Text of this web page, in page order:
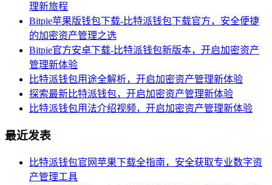
理新旅程
Bitpie苹果版钱包下载-比特派钱包下载官方，安全便捷
的加密资产管理之选
Bitpie官方安卓下载-比特派钱包新版本，开启加密资产
管理新体验
比特派钱包用途全解析，开启加密资产管理新体验
探索最新比特派钱包，开启加密资产管理新体验
比特派钱包用法介绍视频，开启加密资产管理新体验
最近发表
比特派钱包官网苹果下载全指南，安全获取专业数字资
产管理工具